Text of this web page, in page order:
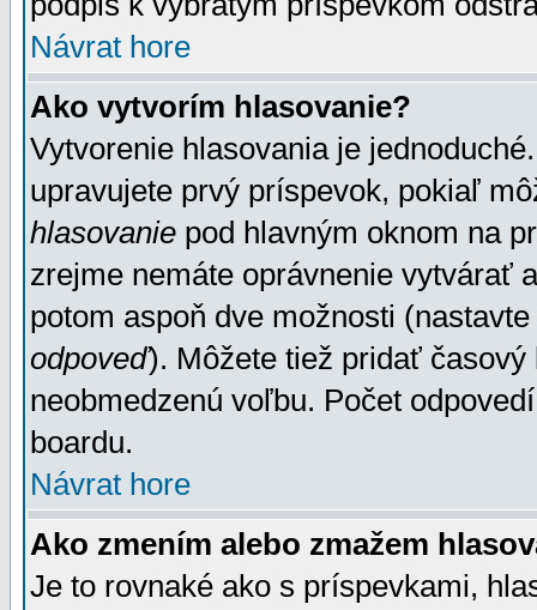
Návrat hore
Ako vytvorím hlasovanie?
Vytvorenie hlasovania je
upravujete prvý príspevok, pokiaľ
hlasovanie pod hlavným oknom na
zrejme nemáte oprávnenie vytvárať
potom aspoň dve možnosti
odpoveď). Môžete tiež pridať
neobmedzenú voľbu. Počet
boardu.
Návrat hore
Ako zmením alebo zmažem
Je to rovnaké ako s príspevkami,